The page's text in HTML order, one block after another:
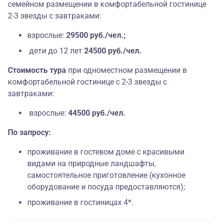
семейном размещении в комфортабельной гостинице
2-3 звезды с завтраками:
взрослые: 29500 руб./чел.;
дети до 12 лет 24500 руб./чел.
Стоимость тура при одноместном размещении в
комфортабельной гостинице с 2-3 звезды с
завтраками:
взрослые: 44500 руб./чел.
По запросу:
проживание в гостевом доме с красивыми
видами на природные ландшафты,
самостоятельное приготовление (кухонное
оборудование и посуда предоставляются);
проживание в гостиницах 4*.